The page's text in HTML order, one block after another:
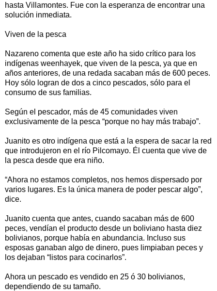
hasta Villamontes. Fue con la esperanza de encontrar una
solución inmediata.
Viven de la pesca
Nazareno comenta que este año ha sido crítico para los
indígenas weenhayek, que viven de la pesca, ya que en
años anteriores, de una redada sacaban más de 600 peces.
Hoy sólo logran de dos a cinco pescados, sólo para el
consumo de sus familias.
Según el pescador, más de 45 comunidades viven
exclusivamente de la pesca “porque no hay más trabajo”.
Juanito es otro indígena que está a la espera de sacar la red
que introdujeron en el río Pilcomayo. Él cuenta que vive de
la pesca desde que era niño.
“Ahora no estamos completos, nos hemos dispersado por
varios lugares. Es la única manera de poder pescar algo”,
dice.
Juanito cuenta que antes, cuando sacaban más de 600
peces, vendían el producto desde un boliviano hasta diez
bolivianos, porque había en abundancia. Incluso sus
esposas ganaban algo de dinero, pues limpiaban peces y
los dejaban “listos para cocinarlos”.
Ahora un pescado es vendido en 25 ó 30 bolivianos,
dependiendo de su tamaño.